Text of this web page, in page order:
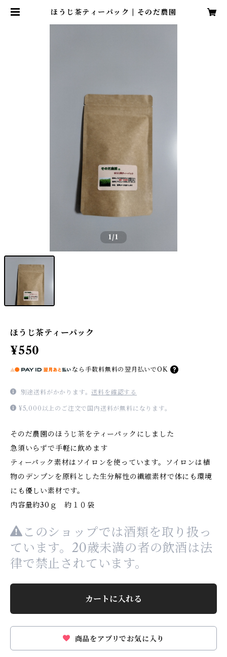
ほうじ茶ティーパック | そのだ農園
1/1
ほうじ茶ティーパック
¥550
なら 手数料無料の 翌月払いでOK
別途送料がかかります。送料を確認する
¥5,000以上のご注文で国内送料が無料になります。
そのだ農園のほうじ茶をティーパックにしました
急須いらずで手軽に飲めます
ティーパック素材はソイロンを使っています。ソイロンは植
物のデンプンを原料とした生分解性の繊維素材で体にも環境
にも優しい素材です。
内容量約30ｇ 約１０袋
このショップでは酒類を取り扱っ
ています。20歳未満の者の飲酒は法
律で禁止されています。
カートに入れる
商品をアプリでお気に入り